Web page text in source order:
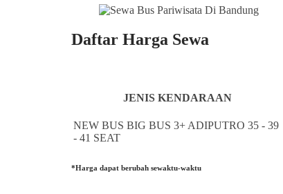
Daftar Harga Sewa
JENIS KENDARAAN
NEW BUS BIG BUS 3+ ADIPUTRO 35 - 39
- 41 SEAT
*Harga dapat berubah sewaktu-waktu